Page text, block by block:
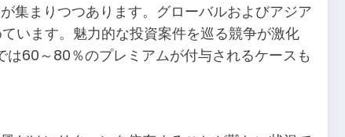
集まりつつあります。グローバルおよびアジア
います。魅力的な投資案件を巡る競争が激化
60～80％のプレミアムが付与されるケースも